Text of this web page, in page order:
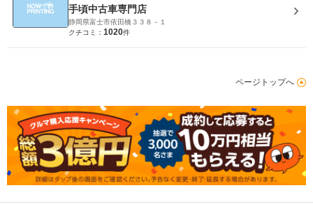
手頃中古車専門店
静岡県富士市依田橋３３８－１
クチコミ： 1020件
ページトップへ